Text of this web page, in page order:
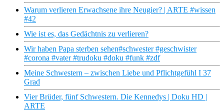
Warum verlieren Erwachsene ihre Neugier? | ARTE #wissen
#42
Wie ist es, das Gedächtnis zu verlieren?
Wir haben Papa sterben sehen#schwester #geschwister
#corona #vater #trudoku #doku #funk #zdf
Meine Schwestern – zwischen Liebe und Pflichtgefühl I 37
Grad
Vier Brüder, fünf Schwestern. Die Kennedys | Doku HD |
ARTE